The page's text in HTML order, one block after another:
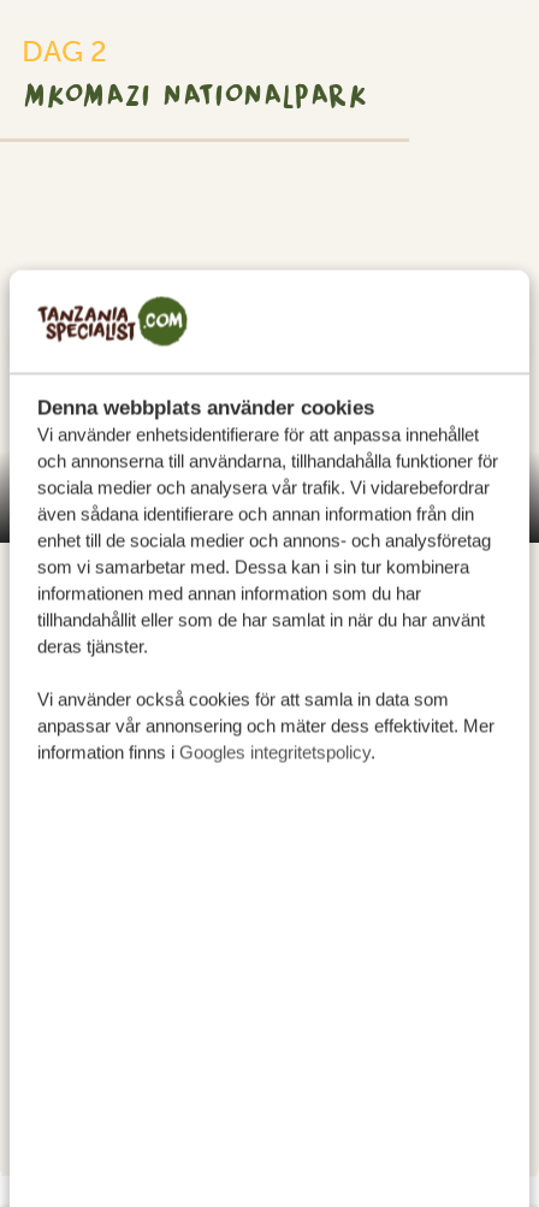
Denna webbplats använder cookies
Vi använder enhetsidentifierare för att anpassa innehållet
och annonserna till användarna, tillhandahålla funktioner för
sociala medier och analysera vår trafik. Vi vidarebefordrar
även sådana identifierare och annan information från din
enhet till de sociala medier och annons- och analysföretag
som vi samarbetar med. Dessa kan i sin tur kombinera
informationen med annan information som du har
tillhandahållit eller som de har samlat in när du har använt
deras tjänster.
Vi använder också cookies för att samla in data som
anpassar vår annonsering och mäter dess effektivitet. Mer
information finns i Googles integritetspolicy.
DAG 2
MKOMAZI NATIONALPARK
Mkomazi Nationalpark
Mkomazi nationalpark är 3 200 kvadratkilometer stor
och ligger i norra Tanzania, nära Moshi och gränsen till
Kenya. Tillsammans med Kenyas Tsavo nationalpark
utgör den en bas för vandrande hjordar av elefanter,
oryx och zebror under regnperioden. Ett besök vid
Mbula Rhino Sanctuary är ett måste, här kan
noshörningarna komma riktigt nära bilen! Under